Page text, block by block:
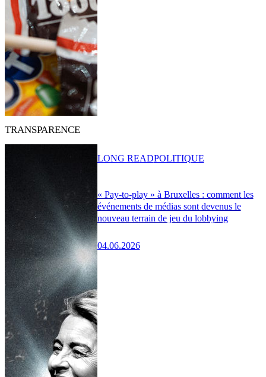
TRANSPARENCE
« Pay-to-play » à Bruxelles : comment les
événements de médias sont devenus le
nouveau terrain de jeu du lobbying
04.06.2026
LONG READPOLITIQUE